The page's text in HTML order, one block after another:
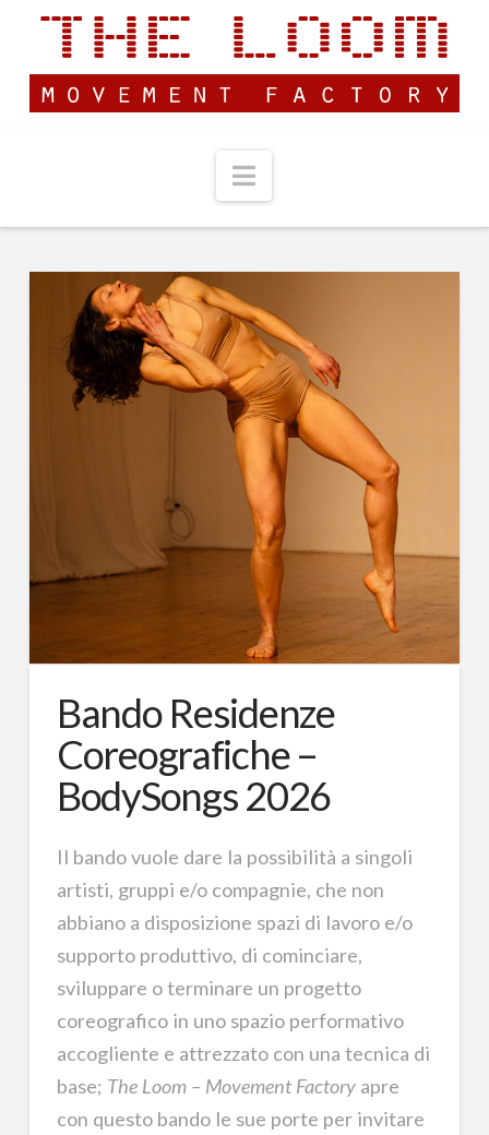
Navigation
Bando Residenze
Coreografiche –
BodySongs 2026
Il bando vuole dare la possibilità a singoli
artisti, gruppi e/o compagnie, che non
abbiano a disposizione spazi di lavoro e/o
supporto produttivo, di cominciare,
sviluppare o terminare un progetto
coreografico in uno spazio performativo
accogliente e attrezzato con una tecnica di
base; The Loom – Movement Factoryapre
con questo bando le sue porte per invitare